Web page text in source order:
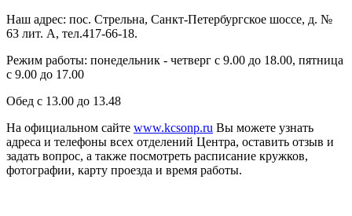
Наш адрес: пос. Стрельна, Санкт-Петербургское шоссе, д. №
63 лит. А, тел.417-66-18.
Режим работы: понедельник - четверг с 9.00 до 18.00, пятница
с 9.00 до 17.00
Обед с 13.00 до 13.48
На официальном сайте www.kcsonp.ru Вы можете узнать
адреса и телефоны всех отделений Центра, оставить отзыв и
задать вопрос, а также посмотреть расписание кружков,
фотографии, карту проезда и время работы.